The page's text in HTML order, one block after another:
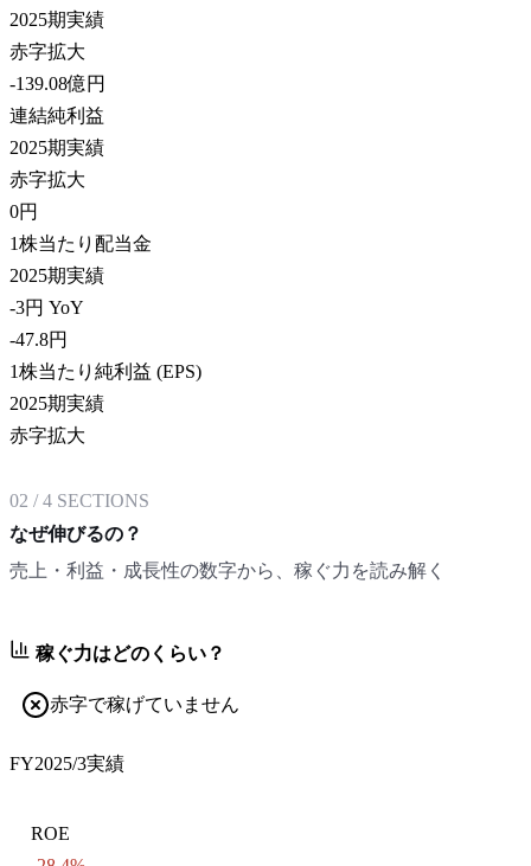
2025期実績
赤字拡大
-139.08億円
連結純利益
2025期実績
赤字拡大
0円
1株当たり配当金
2025期実績
-3円 YoY
-47.8円
1株当たり純利益 (EPS)
2025期実績
赤字拡大
02 /4 SECTIONS
なぜ伸びるの？
売上・利益・成長性の数字から、稼ぐ力を読み解く
稼ぐ力はどのくらい？
赤字で稼げていません
FY2025/3実績
ROE